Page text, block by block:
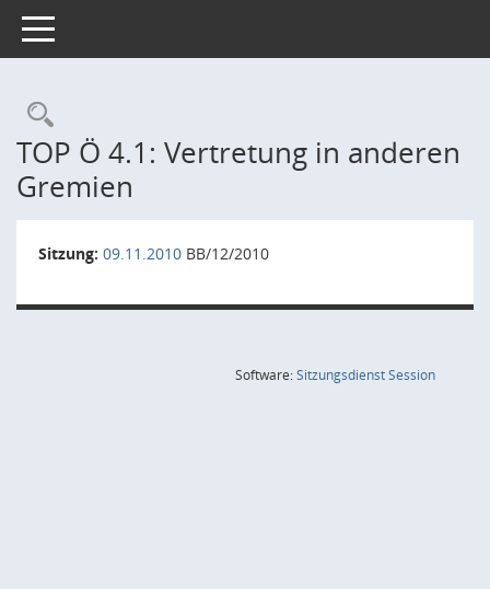
Toggle navigation
Rechercheauswahl
TOP Ö 4.1: Vertretung in anderen
Gremien
Sitzung: 09.11.2010 BB/12/2010
Software:SitzungsdienstSession(Wird in